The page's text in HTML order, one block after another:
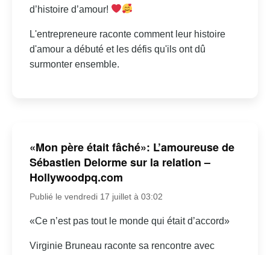
d’histoire d’amour!
L'entrepreneure raconte comment leur histoire
d'amour a débuté et les défis qu'ils ont dû
surmonter ensemble.
«Mon père était fâché»: L’amoureuse de
Sébastien Delorme sur la relation –
Hollywoodpq.com
Publié le vendredi 17 juillet à 03:02
«Ce n’est pas tout le monde qui était d’accord»
Virginie Bruneau raconte sa rencontre avec